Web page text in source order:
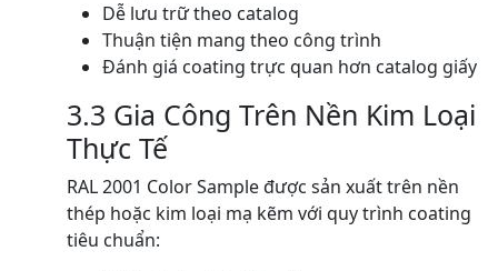
Dễ lưu trữ theo catalog
Thuận tiện mang theo công trình
Đánh giá coating trực quan hơn catalog giấy
3.3 Gia Công Trên Nền Kim Loại
Thực Tế
RAL 2001 Color Sample được sản xuất trên nền
thép hoặc kim loại mạ kẽm với quy trình coating
tiêu chuẩn: